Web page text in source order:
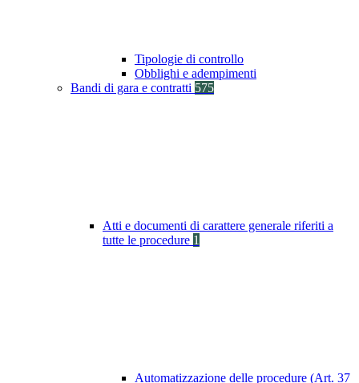
Tipologie di controllo
Obblighi e adempimenti
Bandi di gara e contratti 575
Atti e documenti di carattere generale riferiti a
tutte le procedure 1
Automatizzazione delle procedure (Art. 37